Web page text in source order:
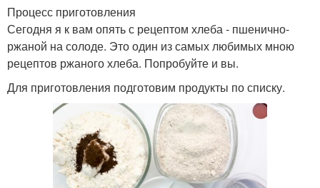
Процесс приготовления
Сегодня я к вам опять с рецептом хлеба - пшенично-
ржаной на солоде. Это один из самых любимых мною
рецептов ржаного хлеба. Попробуйте и вы.
Для приготовления подготовим продукты по списку.